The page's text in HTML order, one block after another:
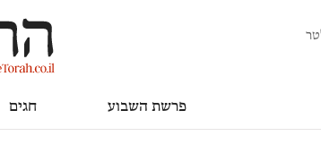
פרשת השבוע חגים
חקר